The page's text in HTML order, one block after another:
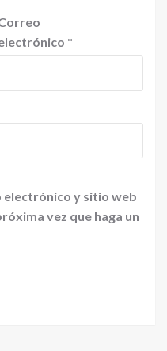
*
electrónico y sitio web
vez que haga un